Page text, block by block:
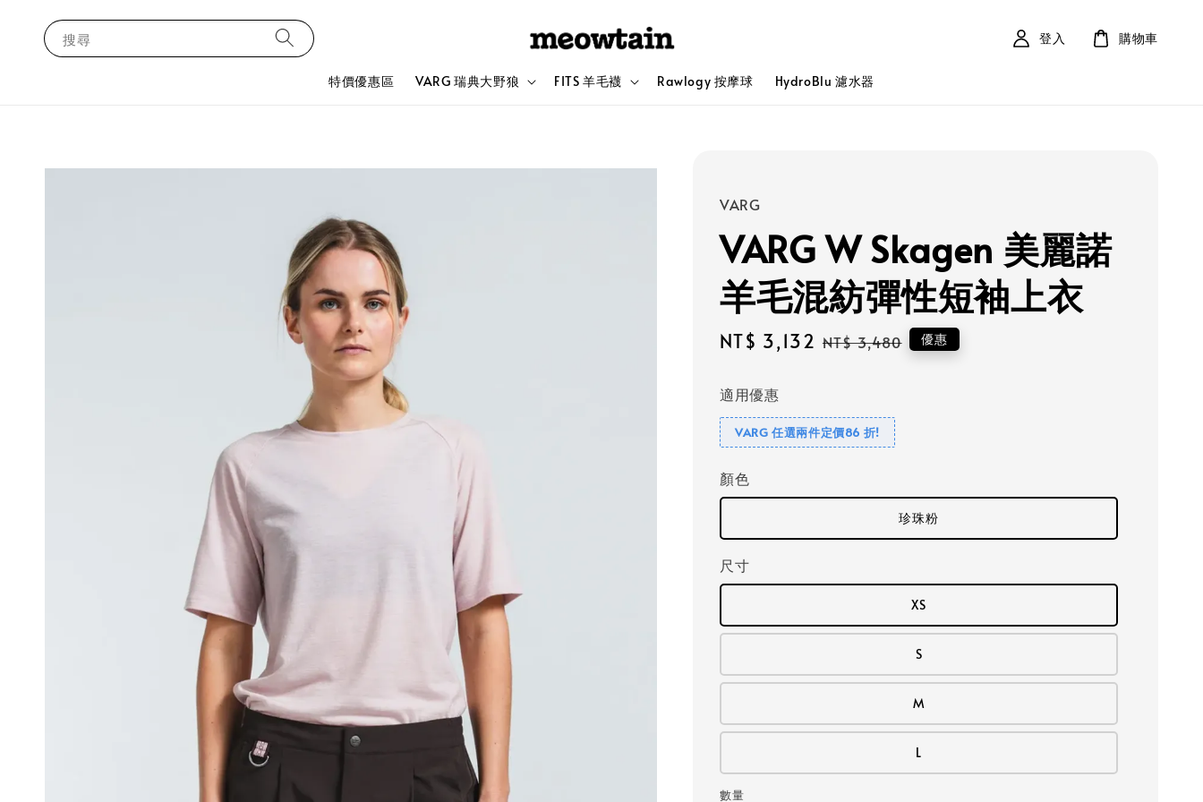
搜尋
特價優惠區 VARG 瑞典大野狼 FITS 羊毛襪 Rawlogy 按摩球 HydroBlu 濾水器
登入 購物車
VARG
VARG W Skagen 美麗諾
羊毛混紡彈性短袖上衣
Sale
NT$ 3,132 Regular
NT$ 3,480 優惠
適用優惠
VARG 任選兩件定價86 折!
顏色
珍珠粉
尺寸
XS
S
M
L
數量